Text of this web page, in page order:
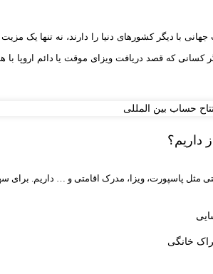
با دیگر کشورهای دنیا را دارند، نه تنها
کسانی که قصد دریافت ویزای موقت یا دائم اروپا
داریم؟
مثل پاسپورت، ویزا، مدرک اقامتی و … داریم.
خانگی